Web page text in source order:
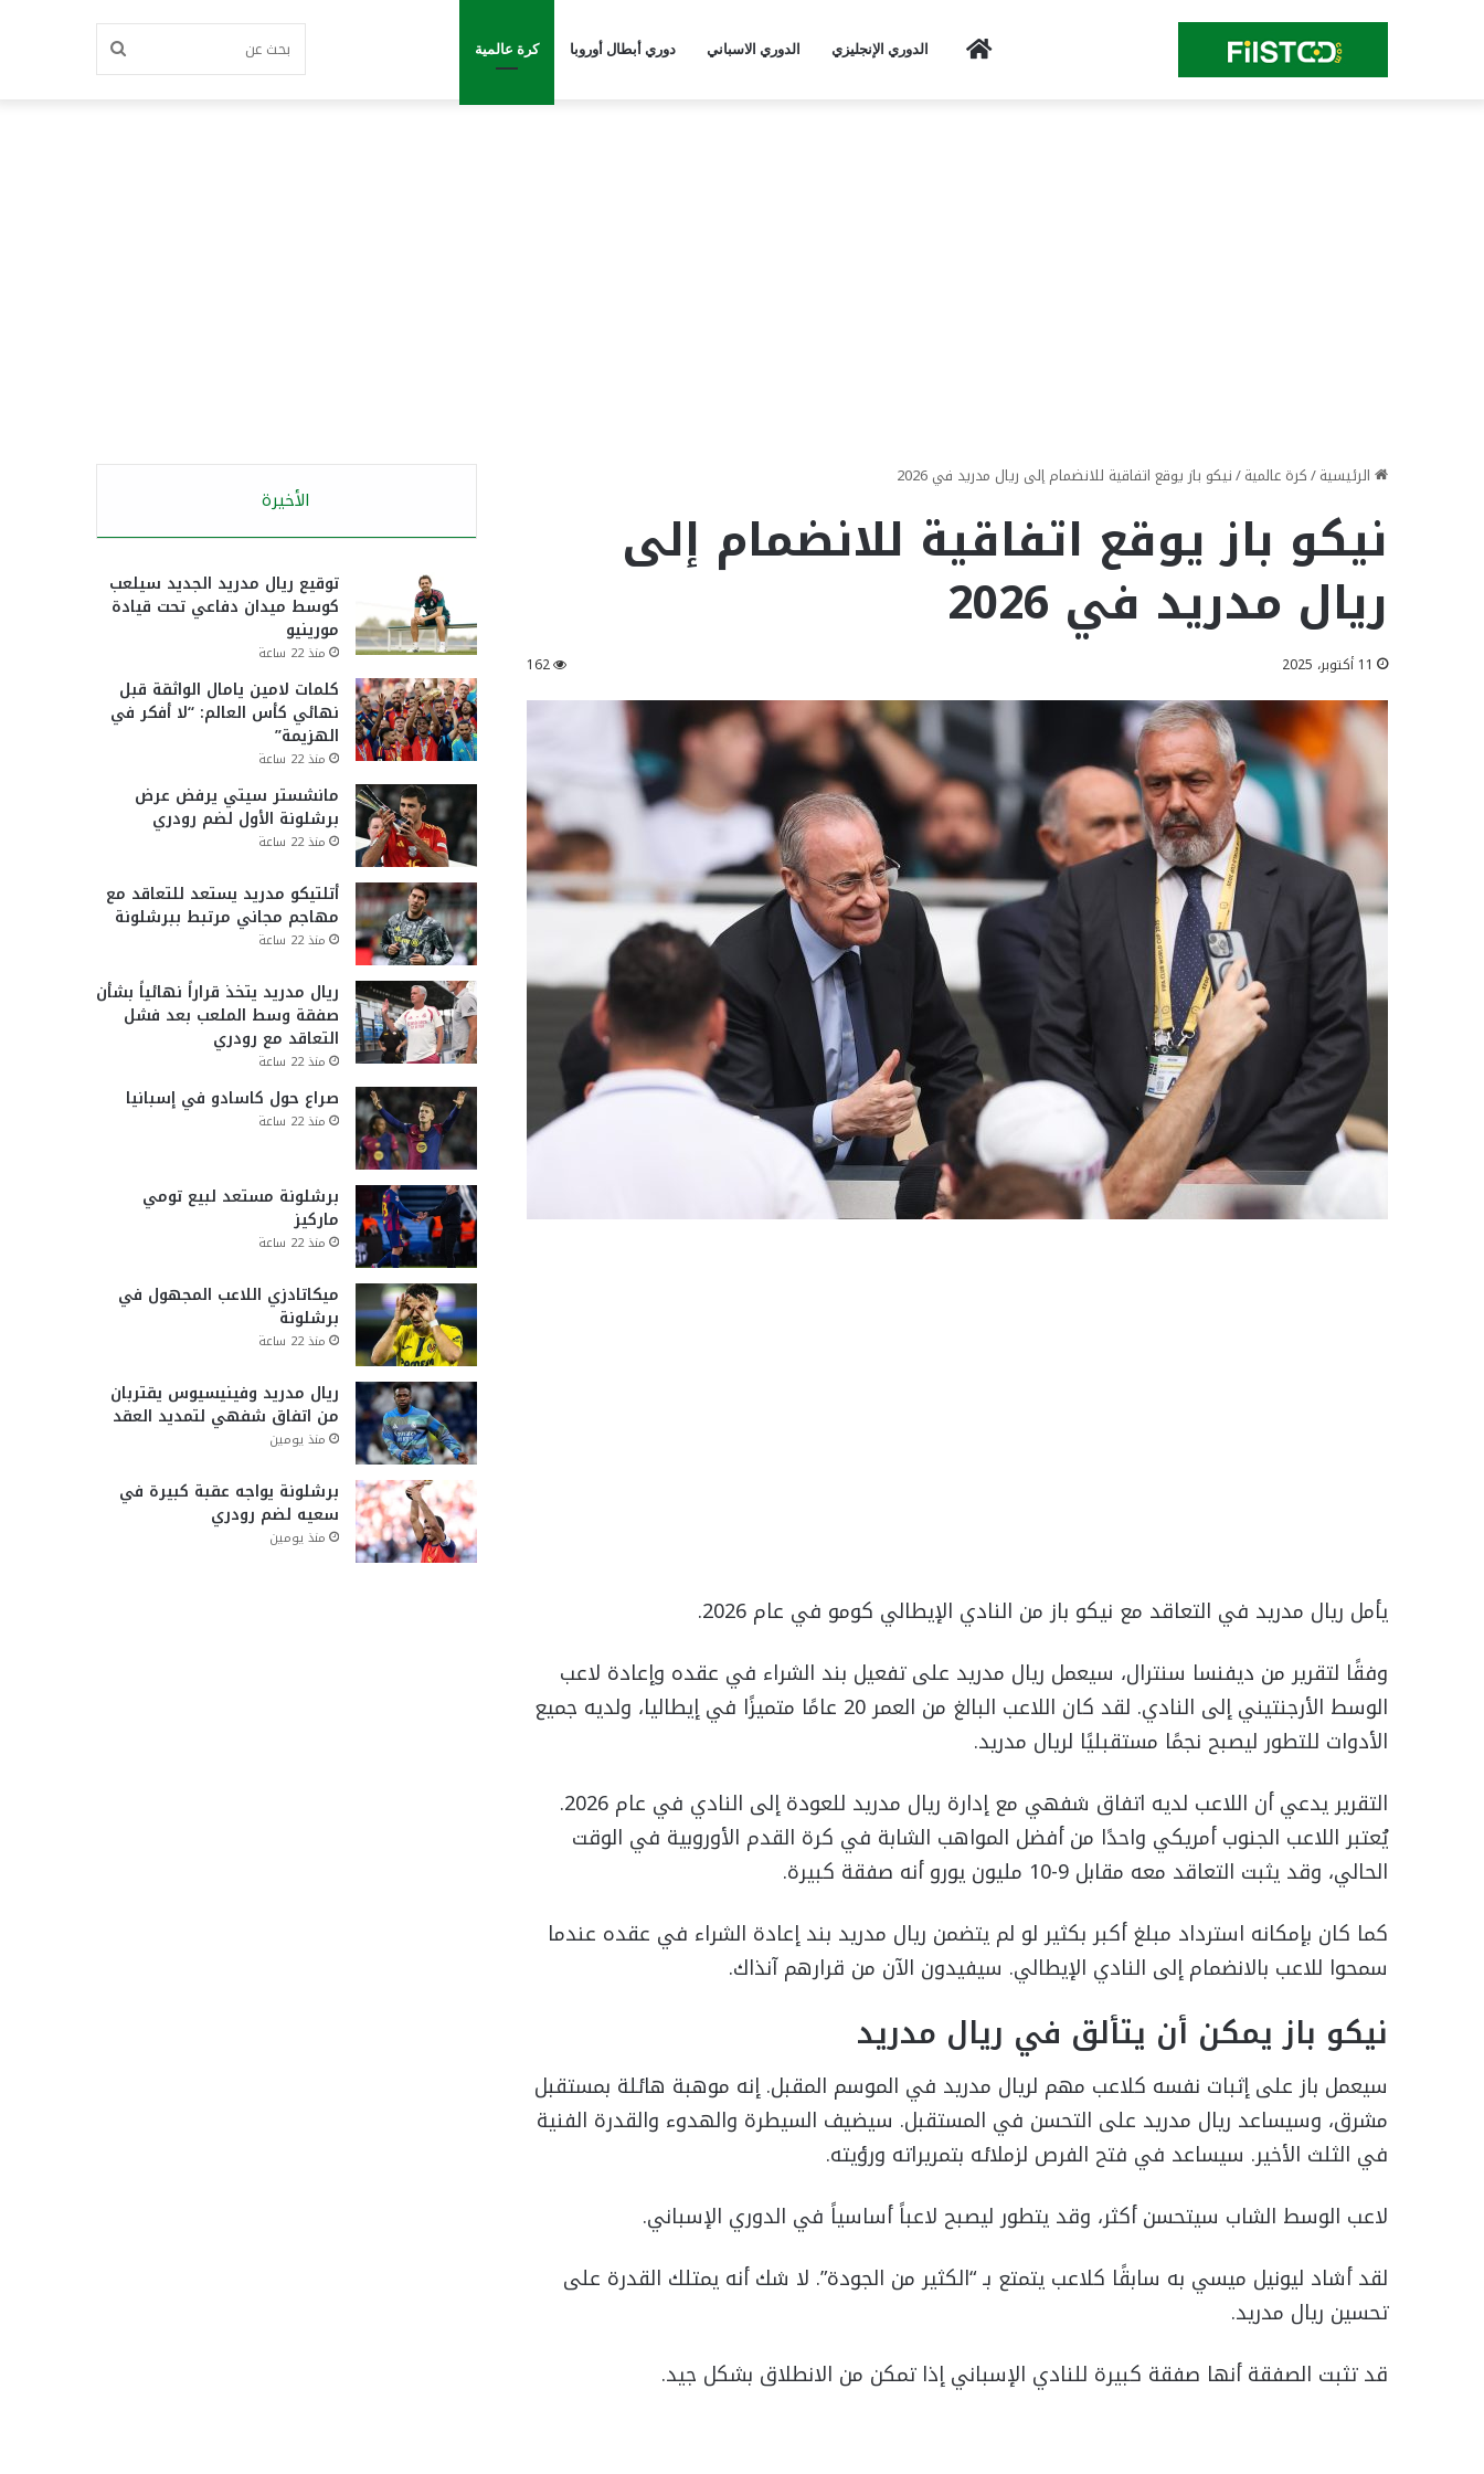
Home الدوري الإنجليزي الدوري الاسباني دوري أبطال أوروبا كرة عالمية بحث
الرئيسية/كرة عالمية/نيكو باز يوقع اتفاقية للانضمام إلى ريال مدريد في 2026
نيكو باز يوقع اتفاقية للانضمام إلى
ريال مدريد في 2026
11 أكتوبر، 2025 162
يأمل ريال مدريد في التعاقد مع نيكو باز من النادي الإيطالي كومو في عام 2026.
وفقًا لتقرير من ديفنسا سنترال، سيعمل ريال مدريد على تفعيل بند الشراء في عقده وإعادة لاعب
الوسط الأرجنتيني إلى النادي. لقد كان اللاعب البالغ من العمر 20 عامًا متميزًا في إيطاليا، ولديه جميع
الأدوات للتطور ليصبح نجمًا مستقبليًا لريال مدريد.
التقرير يدعي أن اللاعب لديه اتفاق شفهي مع إدارة ريال مدريد للعودة إلى النادي في عام 2026.
يُعتبر اللاعب الجنوب أمريكي واحدًا من أفضل المواهب الشابة في كرة القدم الأوروبية في الوقت
الحالي، وقد يثبت التعاقد معه مقابل 9-10 مليون يورو أنه صفقة كبيرة.
كما كان بإمكانه استرداد مبلغ أكبر بكثير لو لم يتضمن ريال مدريد بند إعادة الشراء في عقده عندما
سمحوا للاعب بالانضمام إلى النادي الإيطالي. سيفيدون الآن من قرارهم آنذاك.
نيكو باز يمكن أن يتألق في ريال مدريد
سيعمل باز على إثبات نفسه كلاعب مهم لريال مدريد في الموسم المقبل. إنه موهبة هائلة بمستقبل
مشرق، وسيساعد ريال مدريد على التحسن في المستقبل. سيضيف السيطرة والهدوء والقدرة الفنية
في الثلث الأخير. سيساعد في فتح الفرص لزملائه بتمريراته ورؤيته.
لاعب الوسط الشاب سيتحسن أكثر، وقد يتطور ليصبح لاعباً أساسياً في الدوري الإسباني.
لقد أشاد ليونيل ميسي به سابقًا كلاعب يتمتع بـ “الكثير من الجودة”. لا شك أنه يمتلك القدرة على
تحسين ريال مدريد.
قد تثبت الصفقة أنها صفقة كبيرة للنادي الإسباني إذا تمكن من الانطلاق بشكل جيد.
الأخيرة
توقيع ريال مدريد الجديد سيلعب
كوسط ميدان دفاعي تحت قيادة
مورينيو
منذ 22 ساعة
كلمات لامين يامال الواثقة قبل
نهائي كأس العالم: “لا أفكر في
الهزيمة”
منذ 22 ساعة
مانشستر سيتي يرفض عرض
برشلونة الأول لضم رودري
منذ 22 ساعة
أتلتيكو مدريد يستعد للتعاقد مع
مهاجم مجاني مرتبط ببرشلونة
منذ 22 ساعة
ريال مدريد يتخذ قراراً نهائياً بشأن
صفقة وسط الملعب بعد فشل
التعاقد مع رودري
منذ 22 ساعة
صراع حول كاسادو في إسبانيا
منذ 22 ساعة
برشلونة مستعد لبيع تومي
ماركيز
منذ 22 ساعة
ميكاتادزي اللاعب المجهول في
برشلونة
منذ 22 ساعة
ريال مدريد وفينيسيوس يقتربان
من اتفاق شفهي لتمديد العقد
منذ يومين
برشلونة يواجه عقبة كبيرة في
سعيه لضم رودري
منذ يومين